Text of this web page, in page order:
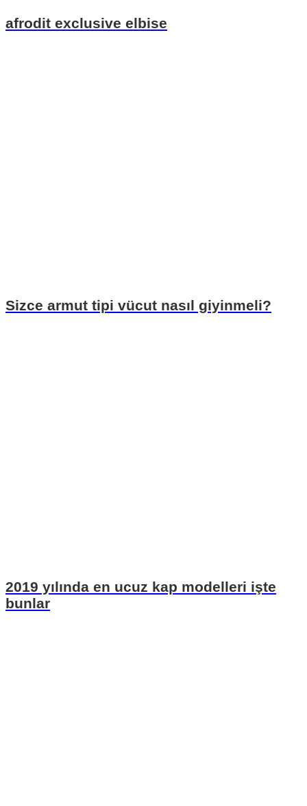
afrodit exclusive elbise
Sizce armut tipi vücut nasıl giyinmeli?
2019 yılında en ucuz kap modelleri işte
bunlar